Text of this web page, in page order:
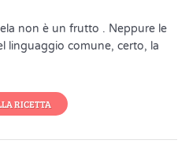
non è un frutto . Neppure le
linguaggio comune, certo, la
RICETTA